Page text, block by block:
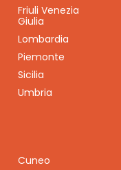
Friuli Venezia
Giulia
Lombardia
Piemonte
Sicilia
Umbria
Cuneo